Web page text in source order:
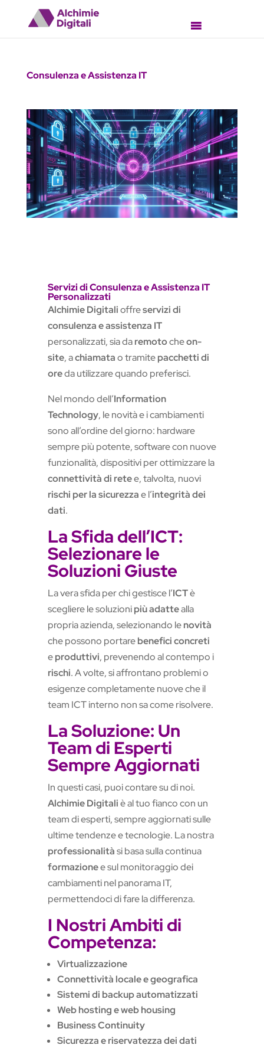
Consulenza e Assistenza IT
Servizi di Consulenza e Assistenza IT
Personalizzati
Alchimie Digitalioffreservizi di
consulenza e assistenza IT
personalizzati, sia daremotocheon-
site, achiamatao tramitepacchetti di
oreda utilizzare quando preferisci.
Nel mondo dell’Information
Technology, le novità e i cambiamenti
sono all’ordine del giorno: hardware
sempre più potente, software con nuove
funzionalità, dispositivi per ottimizzare la
connettività di retee, talvolta, nuovi
rischi per la sicurezzae l’integrità dei
dati.
La Sfida dell’ICT:
Selezionare le
Soluzioni Giuste
La vera sfida per chi gestisce l’ICTè
scegliere le soluzionipiù adattealla
propria azienda, selezionando lenovità
che possono portarebenefici concreti
eproduttivi, prevenendo al contempo i
rischi. A volte, si affrontano problemi o
esigenze completamente nuove che il
team ICT interno non sa come risolvere.
La Soluzione: Un
Team di Esperti
Sempre Aggiornati
In questi casi, puoi contare su di noi.
Alchimie Digitaliè al tuo fianco con un
team di esperti, sempre aggiornati sulle
ultime tendenze e tecnologie. La nostra
professionalitàsi basa sulla continua
formazionee sul monitoraggio dei
cambiamenti nel panorama IT,
permettendoci di fare la differenza.
I Nostri Ambiti di
Competenza:
Virtualizzazione
Connettività locale e geografica
Sistemi di backup automatizzati
Web hosting e web housing
Business Continuity
Sicurezza e riservatezza dei dati